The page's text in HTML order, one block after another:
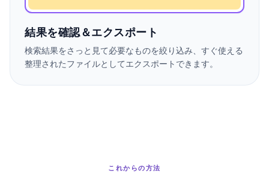
結果を確認＆エクスポート
検索結果をさっと見て必要なものを絞り込み、すぐ使える
整理されたファイルとしてエクスポートできます。
これからの方法